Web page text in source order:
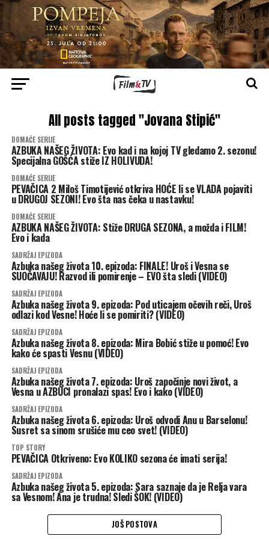
All posts tagged "Jovana Stipić"
DOMAĆE SERIJE
AZBUKA NAŠEG ŽIVOTA: Evo kad i na kojoj TV gledamo 2. sezonu!
Specijalna GOŠĆA stiže IZ HOLIVUDA!
DOMAĆE SERIJE
PEVAČICA 2 Miloš Timotijević otkriva HOĆE li se VLADA pojaviti
u DRUGOJ SEZONI! Evo šta nas čeka u nastavku!
DOMAĆE SERIJE
AZBUKA NAŠEG ŽIVOTA: Stiže DRUGA SEZONA, a možda i FILM!
Evo i kada
SADRŽAJ EPIZODA
Azbuka našeg života 10. epizoda: FINALE! Uroš i Vesna se
SUOČAVAJU! Razvod ili pomirenje – EVO šta sledi (VIDEO)
SADRŽAJ EPIZODA
Azbuka našeg života 9. epizoda: Pod uticajem očevih reči, Uroš
odlazi kod Vesne! Hoće li se pomiriti? (VIDEO)
SADRŽAJ EPIZODA
Azbuka našeg života 8. epizoda: Mira Bobić stiže u pomoć! Evo
kako će spasti Vesnu (VIDEO)
SADRŽAJ EPIZODA
Azbuka našeg života 7. epizoda: Uroš započinje novi život, a
Vesna u AZBUCI pronalazi spas! Evo i kako (VIDEO)
SADRŽAJ EPIZODA
Azbuka našeg života 6. epizoda: Uroš odvodi Anu u Barselonu!
Susret sa sinom srušiće mu ceo svet! (VIDEO)
TOP STORY
PEVAČICA Otkriveno: Evo KOLIKO sezona će imati serija!
SADRŽAJ EPIZODA
Azbuka našeg života 5. epizoda: Sara saznaje da je Relja vara
sa Vesnom! Ana je trudna! Sledi ŠOK! (VIDEO)
JOŠ POSTOVA